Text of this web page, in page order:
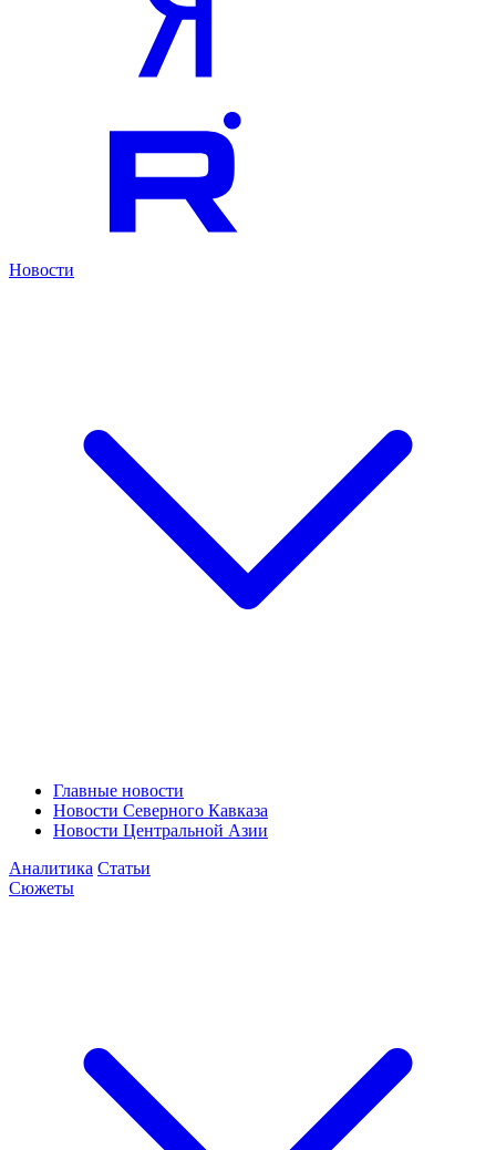
Новости
Главные новости
Новости Северного Кавказа
Новости Центральной Азии
Аналитика Статьи
Сюжеты